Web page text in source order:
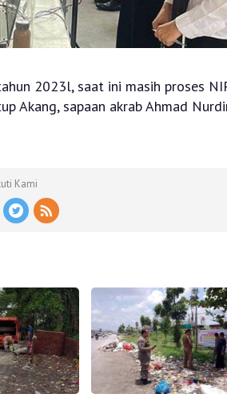
2023l, saat ini masih proses
Akang, sapaan akrab Ahmad
Kami